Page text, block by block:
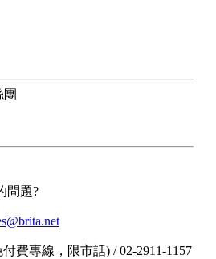
團
問題?
付費專線，限市話) / 02-2911-1157